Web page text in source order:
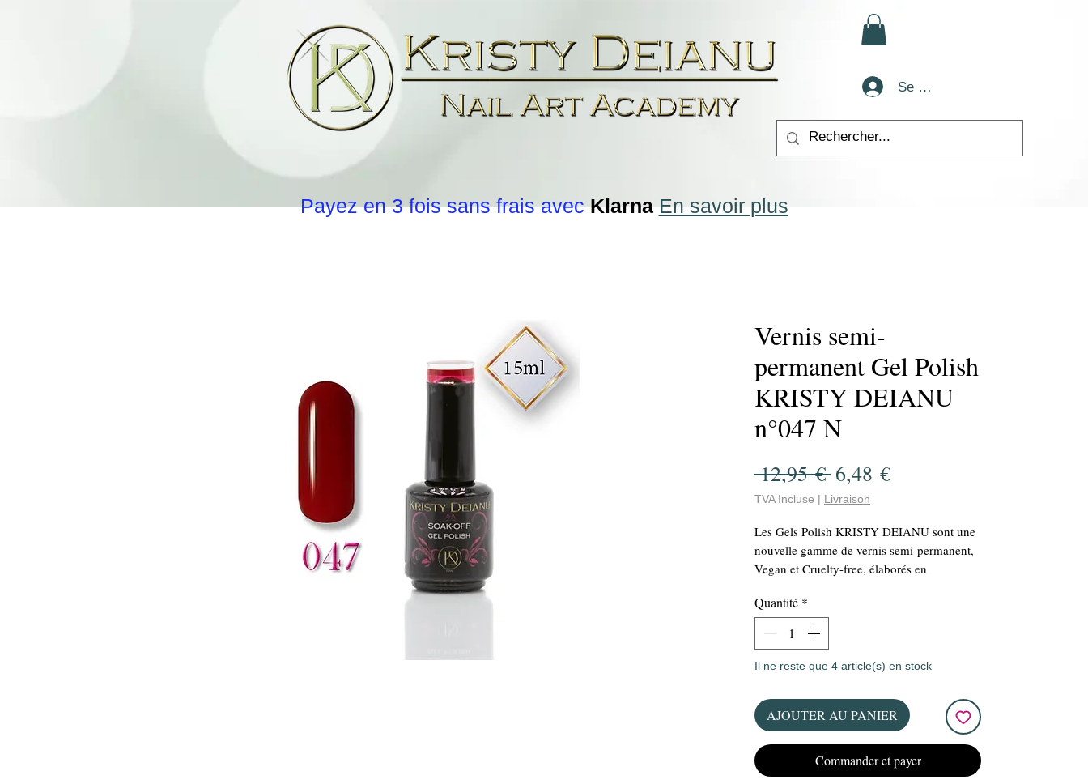
Se connecter
Vernis semi-
permanent Gel Polish
KRISTY DEIANU
n°047 N
12,95 € Prix
original
6,48 €Prix
TVA Incluse | Livraison
Les Gels Polish KRISTY DEIANU sont une
nouvelle gamme de vernis semi-permanent,
Vegan et Cruelty-free, élaborés en
et validés par KRISTY DEIANU.
Réaliser une manucure parfaite grâce à sa
grande capacité de couvrance et sa facilité
d'application.
semaines!!!
Bouteille de 15 ml! Un rapport qualité-prix
imbattable!!!
Quantité *
Il ne reste que 4 article(s) en stock
AJOUTER AU PANIER
Commander et payer
Payez en 3 fois sans frais avecKlarna En savoir plus